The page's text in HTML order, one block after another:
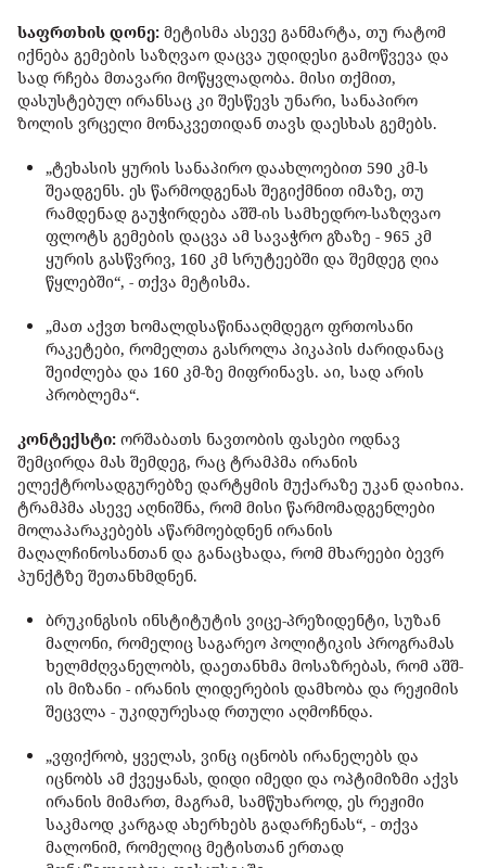
საფრთხის დონე: მეტისმა ასევე განმარტა, თუ რატომ
იქნება გემების საზღვაო დაცვა უდიდესი გამოწვევა და
სად რჩება მთავარი მოწყვლადობა. მისი თქმით,
დასუსტებულ ირანსაც კი შესწევს უნარი, სანაპირო
ზოლის ვრცელი მონაკვეთიდან თავს დაესხას გემებს.
„ტეხასის ყურის სანაპირო დაახლოებით 590 კმ-ს
შეადგენს. ეს წარმოდგენას შეგიქმნით იმაზე, თუ
რამდენად გაუჭირდება აშშ-ის სამხედრო-საზღვაო
ფლოტს გემების დაცვა ამ სავაჭრო გზაზე - 965 კმ
ყურის გასწვრივ, 160 კმ სრუტეებში და შემდეგ ღია
წყლებში“, - თქვა მეტისმა.
„მათ აქვთ ხომალდსაწინააღმდეგო ფრთოსანი
რაკეტები, რომელთა გასროლა პიკაპის ძარიდანაც
შეიძლება და 160 კმ-ზე მიფრინავს. აი, სად არის
პრობლემა“.
კონტექსტი: ორშაბათს ნავთობის ფასები ოდნავ
შემცირდა მას შემდეგ, რაც ტრამპმა ირანის
ელექტროსადგურებზე დარტყმის მუქარაზე უკან დაიხია.
ტრამპმა ასევე აღნიშნა, რომ მისი წარმომადგენლები
მოლაპარაკებებს აწარმოებდნენ ირანის
მაღალჩინოსანთან და განაცხადა, რომ მხარეები ბევრ
პუნქტზე შეთანხმდნენ.
ბრუკინგსის ინსტიტუტის ვიცე-პრეზიდენტი, სუზან
მალონი, რომელიც საგარეო პოლიტიკის პროგრამას
ხელმძღვანელობს, დაეთანხმა მოსაზრებას, რომ აშშ-
ის მიზანი - ირანის ლიდერების დამხობა და რეჟიმის
შეცვლა - უკიდურესად რთული აღმოჩნდა.
„ვფიქრობ, ყველას, ვინც იცნობს ირანელებს და
იცნობს ამ ქვეყანას, დიდი იმედი და ოპტიმიზმი აქვს
ირანის მიმართ, მაგრამ, სამწუხაროდ, ეს რეჟიმი
საკმაოდ კარგად ახერხებს გადარჩენას“, - თქვა
მალონიმ, რომელიც მეტისთან ერთად